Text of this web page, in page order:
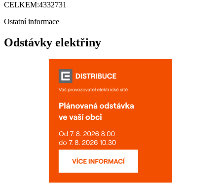
CELKEM:4332731
Ostatní informace
Odstávky elektřiny